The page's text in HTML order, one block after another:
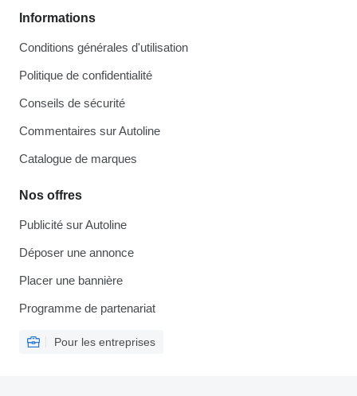
Informations
Conditions générales d'utilisation
Politique de confidentialité
Conseils de sécurité
Commentaires sur Autoline
Catalogue de marques
Nos offres
Publicité sur Autoline
Déposer une annonce
Placer une bannière
Programme de partenariat
Pour les entreprises